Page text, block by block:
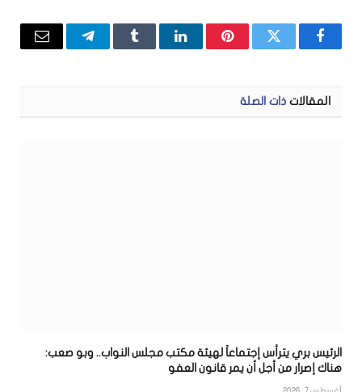
فيسبوكتويتر بينتيريستلينكدإنTumblrتيلقرامالبريد
المقالات ذات الصلة
الرئيس بري يترأس إجتماعاً لهيئة مكتب مجلس النواب.. وبو صعب:
هناك إصرار من أجل أن يمر قانون العفو